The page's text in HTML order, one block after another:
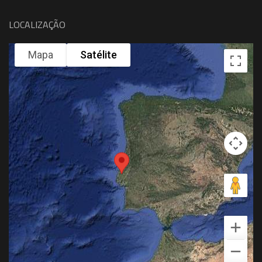
LOCALIZAÇÃO
Mapa Satélite